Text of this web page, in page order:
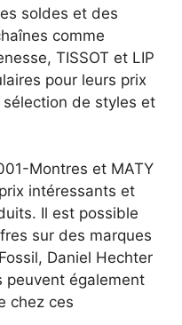
soldes et des
comme
TISSOT et LIP
pour leurs prix
de styles et
Montres et MATY
intéressants et
Il est possible
sur des marques
Daniel Hechter
peuvent également
chez ces